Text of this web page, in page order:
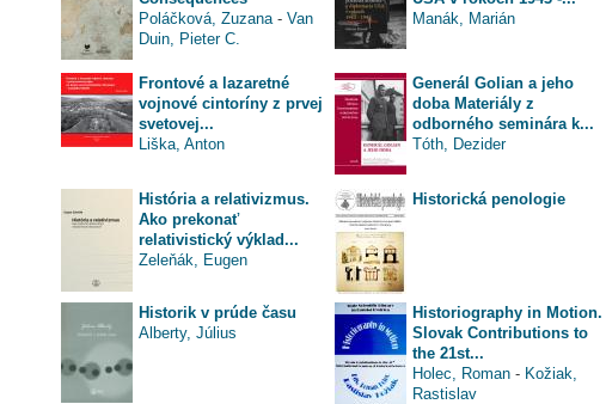
Poláčková, Zuzana - Van
Duin, Pieter C.
Manák, Marián
Frontové a lazaretné
vojnové cintoríny z prvej
svetovej...
Liška, Anton
Generál Golian a jeho
doba Materiály z
odborného seminára k...
Tóth, Dezider
História a relativizmus.
Ako prekonať
relativistický výklad...
Zeleňák, Eugen
Historická penologie
Historik v prúde času
Alberty, Július
Historiography in Motion.
Slovak Contributions to
the 21st...
Holec, Roman - Kožiak,
Rastislav